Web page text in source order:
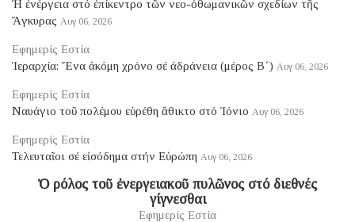
Ἡ ἐνέργεια στό ἐπίκεντρο τῶν νεο-ὀθωμανικῶν σχεδίων τῆς
Ἄγκυρας Αυγ 06, 2026
Εφημερίς Εστία
Ἱεραρχία: Ἕνα ἀκόμη χρόνο σέ ἀδράνεια (μέρος B΄) Αυγ 06, 2026
Εφημερίς Εστία
Ναυάγιο τοῦ πολέμου εὑρέθη ἄθικτο στό Ἰόνιο Αυγ 06, 2026
Εφημερίς Εστία
Τελευταῖοι σέ εἰσόδημα στήν Εὐρώπη Αυγ 06, 2026
Ὁ ρόλος τοῦ ἐνεργειακοῦ πυλῶνος στό διεθνές
γίγνεσθαι
Εφημερίς Εστία